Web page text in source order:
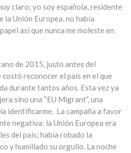
claro; yo soy española, residente
la Unión Europea, no había
así que nunca me moleste en
de 2015, justo antes del
reconocer el país en el que
durante tantos años. Esta vez ya
sino una “EU Migrant”, una
identificarme. La campaña a favor
negativa: la Unión Europea era
del país; había robado la
y humillado su orgullo. La noche